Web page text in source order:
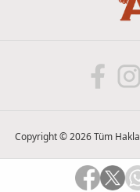
Copyright © 2026 Tüm